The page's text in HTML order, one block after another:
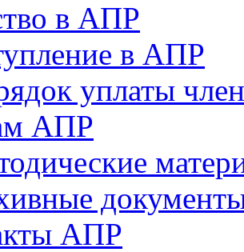
в АПР
в АПР
уплаты
АПР
АПР